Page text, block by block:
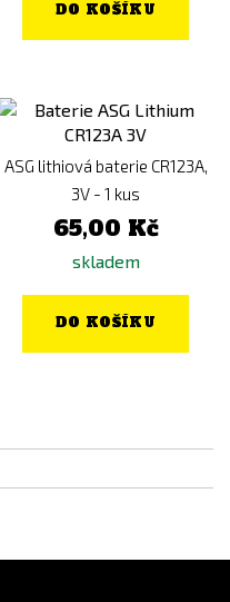
DO KOŠÍKU
ASG lithiová baterie CR123A,
3V - 1 kus
65,00 Kč
skladem
DO KOŠÍKU